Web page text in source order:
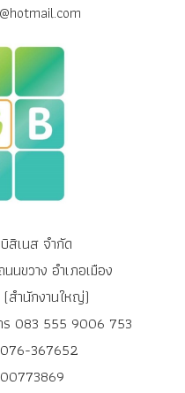
สิเนส จำกัด
ขวาง อำเภอเมือง
สำนักงานใหญ่)
ร 083 555 9006 753
367652